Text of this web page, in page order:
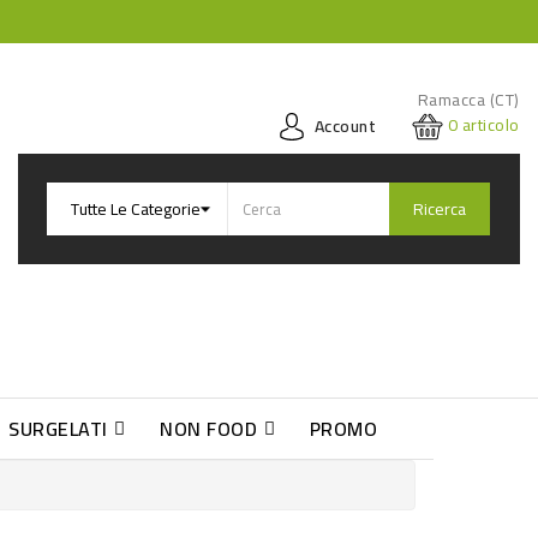
Ramacca (CT)
Account
0articolo
Ricerca
SURGELATI NON FOOD PROMO